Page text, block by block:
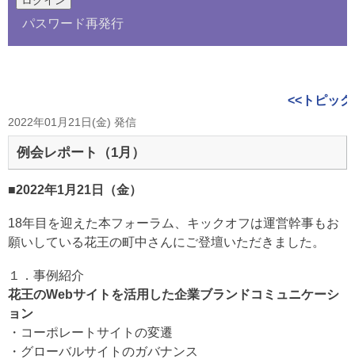
パスワード再発行
<<トピッ
2022年01月21日(金) 発信
例会レポート（1月）
■2022年1月21日（金）
18年目を迎えた本フォーラム、キックオフは運営幹事もお
願いしている花王の町中さんにご登壇いただきました。
１．事例紹介
花王のWebサイトを活用した企業ブランドコミュニケーシ
ョン
・コーポレートサイトの変遷
・グローバルサイトのガバナンス